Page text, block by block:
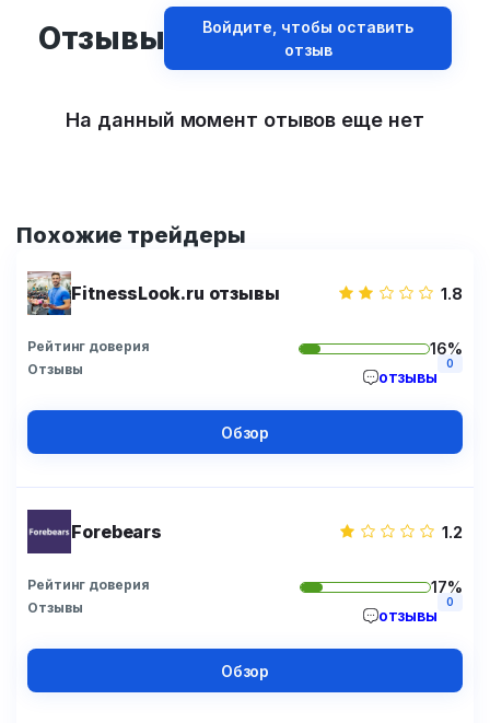
Отзывы
Войдите, чтобы оставить
отзыв
На данный момент отывов еще нет
Похожие трейдеры
FitnessLook.ru отзывы 1.8
Рейтинг доверия 16%
Отзывы отзывы
0
Обзор
Forebears 1.2
Рейтинг доверия 17%
Отзывы отзывы
0
Обзор